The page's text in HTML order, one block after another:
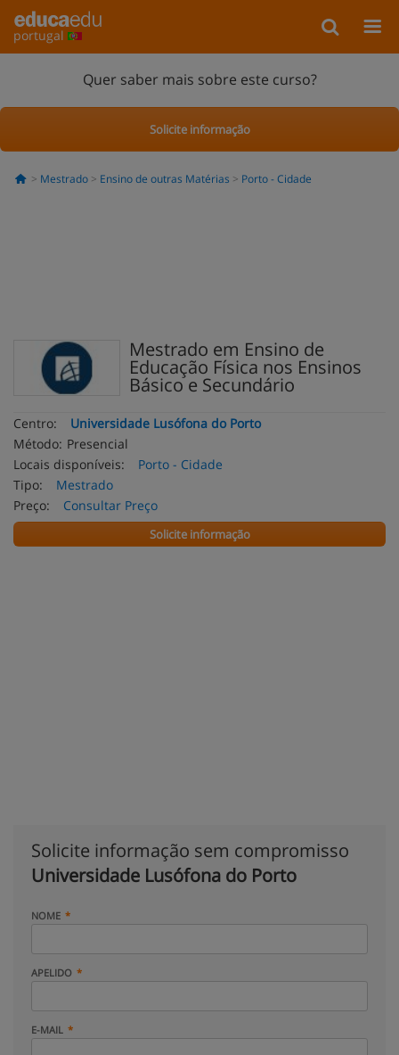
portugal
Quer saber mais sobre este curso?
Solicite informação
Mestrado Ensino de outras Matérias Porto - Cidade
Mestrado em Ensino de
Educação Física nos Ensinos
Básico e Secundário
Centro:
Universidade Lusófona do Porto
Método: Presencial
Locais disponíveis:
Porto - Cidade
Tipo:
Mestrado
Preço:
Consultar Preço
Solicite informação
Solicite informação sem compromisso
Universidade Lusófona do Porto
NOME
APELIDO
E-MAIL